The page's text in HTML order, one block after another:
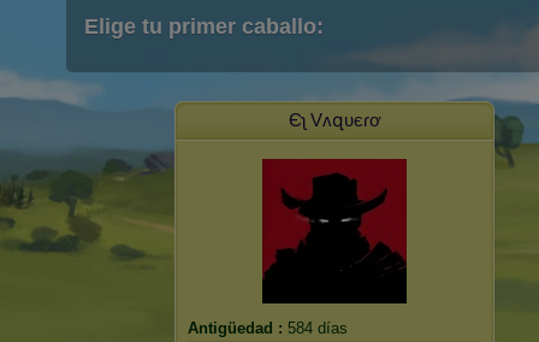
Elige tu primer caballo:
Єʅ Vʌզυєɾơ
Antigüedad : 584 días